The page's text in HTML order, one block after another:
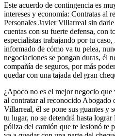
Este acuerdo de contingencia es
intereses y economía: Contratas al
Personales Javier Villarreal sin
cuentas con su fuerte defensa, con
especialistas trabajando por tu
informado de cómo va tu pelea,
negociaciones se pongan duras, él
compañía de seguros, por más
quedar con una tajada del gran
¿Apoco no es el mejor negocio que
al contratar al reconocido Abogado
Villarreal, él se pone sus guantes y
tu lugar, no se detendrá hasta
póliza del camión que te lesionó te